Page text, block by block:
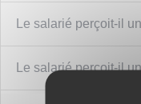
Le salarié perçoit-il
Le salarié perçoit-il